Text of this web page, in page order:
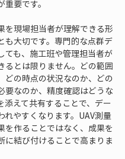
要です。
を現場担当者が理解できる形
も大切です。専門的な点群デ
ても、施工班や管理担当者が
るとは限りません。どの範囲
どの時点の状況なのか、どの
要なのか、精度確認はどうな
添えて共有することで、デー
れやすくなります。UAV測量
を作ることではなく、成果を
に結び付けることで高まりま